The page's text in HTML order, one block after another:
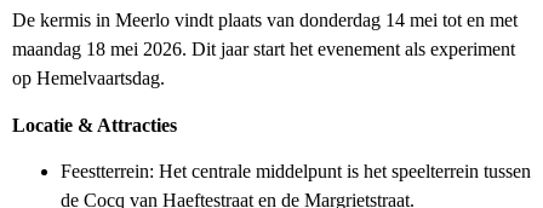
De kermis in Meerlo vindt plaats van donderdag 14 mei tot en met
maandag 18 mei 2026. Dit jaar start het evenement als experiment
op Hemelvaartsdag.
Locatie & Attracties
Feestterrein: Het centrale middelpunt is het speelterrein tussen
de Cocq van Haeftestraat en de Margrietstraat.